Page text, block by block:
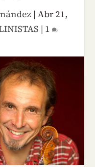
| Abr 21,
| 1